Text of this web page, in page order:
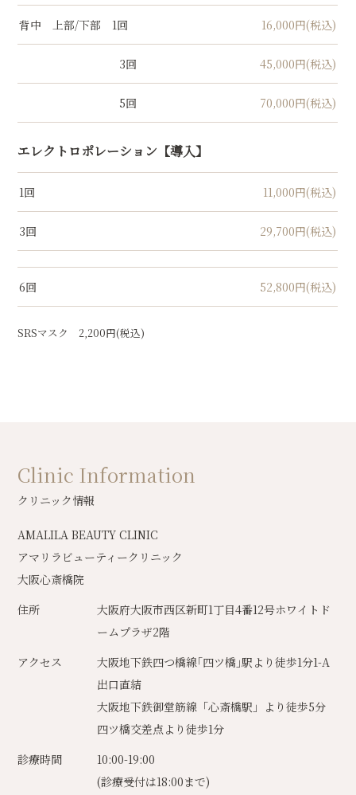
背中 上部/下部 1回 16,000円(税込)
3回 45,000円(税込)
5回 70,000円(税込)
エレクトロポレーション【導入】
1回 11,000円(税込)
3回 29,700円(税込)
6回 52,800円(税込)
SRSマスク 2,200円(税込)
Clinic Information
クリニック情報
AMALILA BEAUTY CLINIC
アマリラビューティークリニック
大阪心斎橋院
住所
大阪府大阪市西区新町1丁目4番12号ホワイトド
ームプラザ2階
アクセス
大阪地下鉄四つ橋線｢四ツ橋｣駅より徒歩1分1-A
出口直結
大阪地下鉄御堂筋線「心斎橋駅」より徒歩5分
四ツ橋交差点より徒歩1分
診療時間
10:00-19:00
(診療受付は18:00まで)